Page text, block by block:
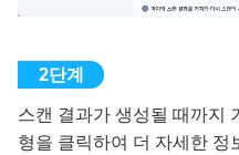
스캔 결과가 생성될 때까지
형을 클릭하여 더 자세한 정